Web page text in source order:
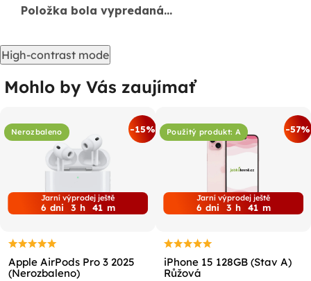
Položka bola vypredaná…
High-contrast mode
Mohlo by Vás zaujímať
Nerozbaleno -15%
Jarní výprodej ještě
6 dni 3 h 40 m
Apple AirPods Pro 3 2025
(Nerozbaleno)
Použitý produkt: A -57%
Jarní výprodej ještě
6 dni 3 h 40 m
iPhone 15 128GB (Stav A)
Růžová